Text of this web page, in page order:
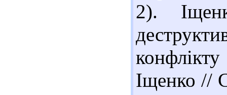
2).
Іщенко //